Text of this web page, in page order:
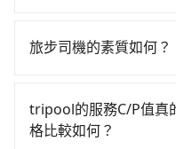
均花費約1,350元，費
是比較划算的。如果你
tripool的拼車共乘服務
凹的車門仍未被修理，
車位，對於急著用車或
小的風險。最後，雖然
以免當場被坑受騙。綜
據情況收取微搬家費用
者時，要特別留意評估
旅步司機的素質如何？
同時，旅步也會詳細記
客戶的評價，這些資訊
tripool的服務C/P值真
格比較如何？